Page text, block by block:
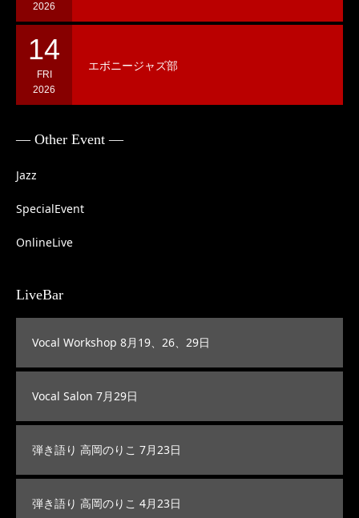
2026
14
FRI
2026
エボニージャズ部
— Other Event —
Jazz
SpecialEvent
OnlineLive
LiveBar
Vocal Workshop 8月19、26、29日
Vocal Salon 7月29日
弾き語り 高岡のりこ 7月23日
弾き語り 高岡のりこ 4月23日